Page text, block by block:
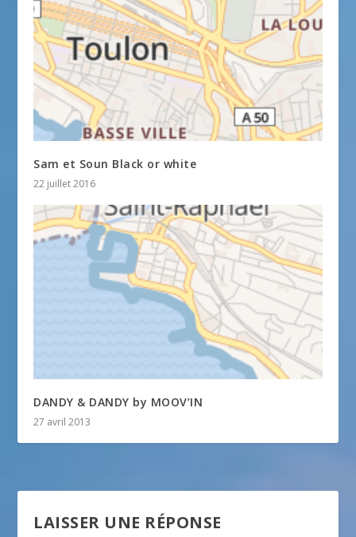
Sam et Soun Black or white
22 juillet 2016
DANDY & DANDY by MOOV’IN
27 avril 2013
LAISSER UNE RÉPONSE